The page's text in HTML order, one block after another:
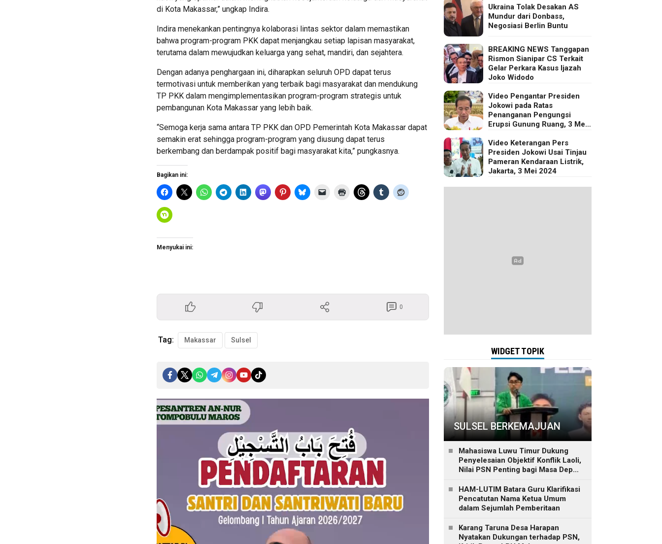
di Kota Makassar,” ungkap Indira.
Indira menekankan pentingnya kolaborasi lintas sektor dalam memastikan
bahwa program-program PKK dapat menjangkau setiap lapisan masyarakat,
terutama dalam mewujudkan keluarga yang sehat, mandiri, dan sejahtera.
Dengan adanya penghargaan ini, diharapkan seluruh OPD dapat terus
termotivasi untuk memberikan yang terbaik bagi masyarakat dan mendukung
TP PKK dalam mengimplementasikan program-program strategis untuk
pembangunan Kota Makassar yang lebih baik.
“Semoga kerja sama antara TP PKK dan OPD Pemerintah Kota Makassar dapat
semakin erat sehingga program-program yang diusung dapat terus
berkembang dan berdampak positif bagi masyarakat kita,” pungkasnya.
Bagikan ini:
Menyukai ini:
0
Tag: Makassar Sulsel
Pemutar
Video
Ukraina Tolak Desakan AS
Mundur dari Donbass,
Negosiasi Berlin Buntu
BREAKING NEWS Tanggapan
Rismon Sianipar CS Terkait
Gelar Perkara Kasus Ijazah
Joko Widodo
Video Pengantar Presiden
Jokowi pada Ratas
Penanganan Pengungsi
Erupsi Gunung Ruang, 3 Mei
Video Keterangan Pers
Presiden Jokowi Usai Tinjau
Pameran Kendaraan Listrik,
Jakarta, 3 Mei 2024
WIDGET TOPIK
SULSEL BERKEMAJUAN
Mahasiswa Luwu Timur Dukung
Penyelesaian Objektif Konflik Laoli,
Nilai PSN Penting bagi Masa Depan
HAM-LUTIM Batara Guru Klarifikasi
Pencatutan Nama Ketua Umum
dalam Sejumlah Pemberitaan
Karang Taruna Desa Harapan
Nyatakan Dukungan terhadap PSN,